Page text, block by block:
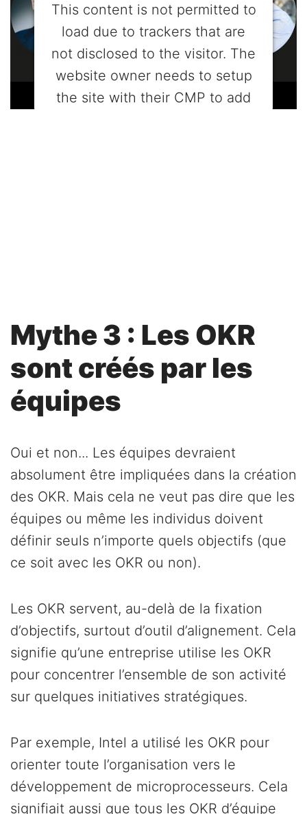
This content is not permitted to
load due to trackers that are
not disclosed to the visitor. The
website owner needs to setup
the site with their CMP to add
Mythe 3 : Les OKR
sont créés par les
équipes
Oui et non... Les équipes devraient
absolument être impliquées dans la création
des OKR. Mais cela ne veut pas dire que les
équipes ou même les individus doivent
définir seuls n’importe quels objectifs (que
ce soit avec les OKR ou non).
Les OKR servent, au-delà de la fixation
d’objectifs, surtout d’outil d’alignement. Cela
signifie qu’une entreprise utilise les OKR
pour concentrer l’ensemble de son activité
sur quelques initiatives stratégiques.
Par exemple, Intel a utilisé les OKR pour
orienter toute l’organisation vers le
développement de microprocesseurs. Cela
signifiait aussi que tous les OKR d’équipe